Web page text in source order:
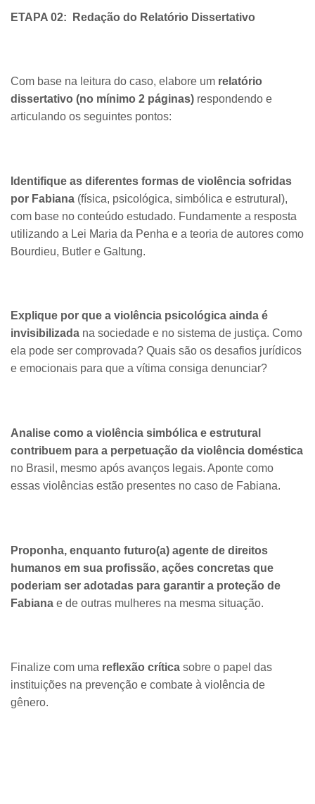
ETAPA 02: Redação do Relatório Dissertativo
Com base na leitura do caso, elabore um relatório
dissertativo (no mínimo 2 páginas) respondendo e
articulando os seguintes pontos:
Identifique as diferentes formas de violência sofridas
por Fabiana (física, psicológica, simbólica e estrutural),
com base no conteúdo estudado. Fundamente a resposta
utilizando a Lei Maria da Penha e a teoria de autores como
Bourdieu, Butler e Galtung.
Explique por que a violência psicológica ainda é
invisibilizada na sociedade e no sistema de justiça. Como
ela pode ser comprovada? Quais são os desafios jurídicos
e emocionais para que a vítima consiga denunciar?
Analise como a violência simbólica e estrutural
contribuem para a perpetuação da violência doméstica
no Brasil, mesmo após avanços legais. Aponte como
essas violências estão presentes no caso de Fabiana.
Proponha, enquanto futuro(a) agente de direitos
humanos em sua profissão, ações concretas que
poderiam ser adotadas para garantir a proteção de
Fabiana e de outras mulheres na mesma situação.
Finalize com uma reflexão crítica sobre o papel das
instituições na prevenção e combate à violência de
gênero.